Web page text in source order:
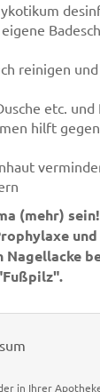
reinigen
etc.
hilft
(mehr)
in Ihrer